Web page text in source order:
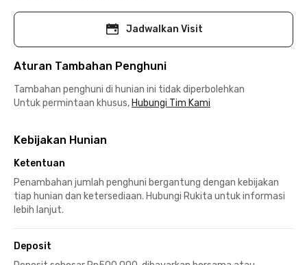
Jadwalkan Visit
Aturan Tambahan Penghuni
Tambahan penghuni di hunian ini tidak diperbolehkan
Untuk permintaan khusus, Hubungi Tim Kami
Kebijakan Hunian
Ketentuan
Penambahan jumlah penghuni bergantung dengan kebijakan
tiap hunian dan ketersediaan. Hubungi Rukita untuk informasi
lebih lanjut.
Deposit